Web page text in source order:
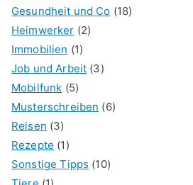
Gesundheit und Co (18)
Heimwerker (2)
Immobilien (1)
Job und Arbeit (3)
Mobilfunk (5)
Musterschreiben (6)
Reisen (3)
Rezepte (1)
Sonstige Tipps (10)